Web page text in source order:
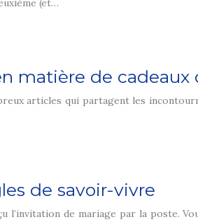
(et…
matière de
articles qui partagent les
de savoir-vivre
l’invitation de mariage par la poste.